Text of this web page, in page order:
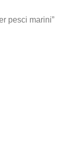
pesci marini”